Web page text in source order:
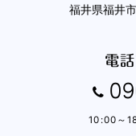
福井県福井
電
10:00～